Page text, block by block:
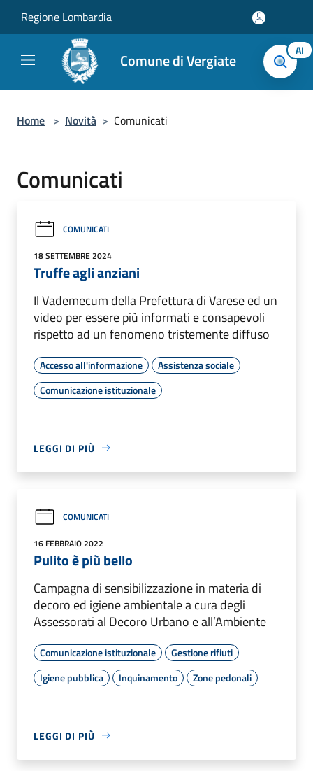
Regione Lombardia
Comune di Vergiate AI
Home > Novità > Comunicati
Comunicati
COMUNICATI
18 SETTEMBRE 2024
Truffe agli anziani
Il Vademecum della Prefettura di Varese ed un
video per essere più informati e consapevoli
rispetto ad un fenomeno tristemente diffuso
Accesso all'informazione
Assistenza sociale
Comunicazione istituzionale
LEGGI DI PIÙ
COMUNICATI
16 FEBBRAIO 2022
Pulito è più bello
Campagna di sensibilizzazione in materia di
decoro ed igiene ambientale a cura degli
Assessorati al Decoro Urbano e all’Ambiente
Comunicazione istituzionale
Gestione rifiuti
Igiene pubblica
Inquinamento Zone pedonali
LEGGI DI PIÙ